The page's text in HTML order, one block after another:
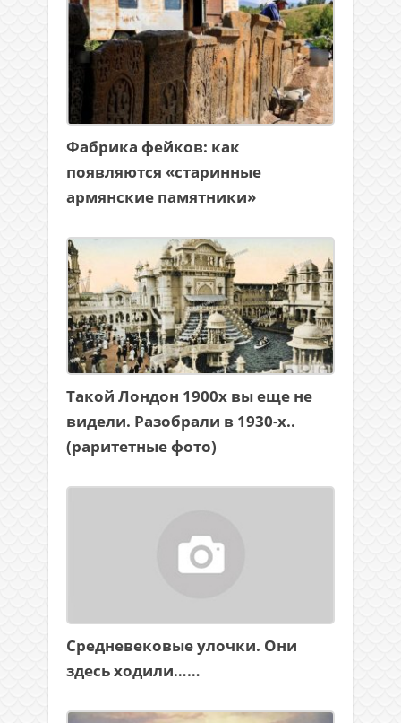
Фабрика фейков: как
появляются «старинные
армянские памятники»
Такой Лондон 1900х вы еще не
видели. Разобрали в 1930-х..
(раритетные фото)
Средневековые улочки. Они
здесь ходили……